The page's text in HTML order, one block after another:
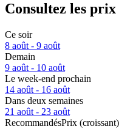
Consultez les prix
Ce soir
8 août - 9 août
Demain
9 août - 10 août
Le week-end prochain
14 août - 16 août
Dans deux semaines
21 août - 23 août
RecommandésPrix (croissant)